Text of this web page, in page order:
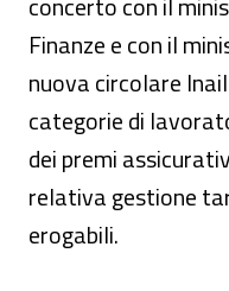
Finanze e con il
nuova circolare
categorie di
dei premi
relativa gestione
erogabili.